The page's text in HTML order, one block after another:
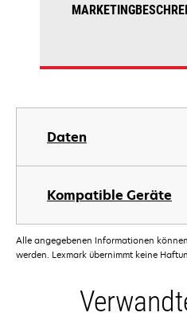
Daten
Kompatible Geräte
Alle angegebenen Informationen
werden. Lexmark übernimmt keine